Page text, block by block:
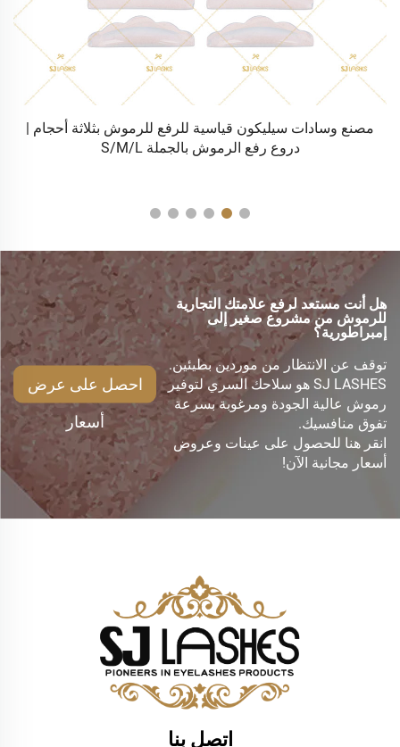
مصنع عود رموش بدون لاصق بخمسة أحجام (وردي) | بكرات رفع
الرموش بدون لاصق بالجملة
هل أنت مستعد لرفع علامتك التجارية
للرموش من مشروع صغير إلى
إمبراطورية؟
توقف عن الانتظار من موردين بطيئين.
SJ LASHES هو سلاحك السري لتوفير
رموش عالية الجودة ومرغوبة بسرعة
تفوق منافسيك.
انقر هنا للحصول على عينات وعروض
أسعار مجانية الآن!
احصل على عرض
أسعار
اتصل بنا